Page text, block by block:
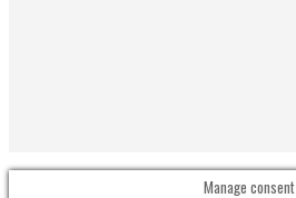
Manage consent